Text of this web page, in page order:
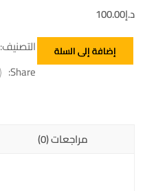
د.إ100.00
إضافة إلى السلة التصنيف:
Share:
مراجعات (0)